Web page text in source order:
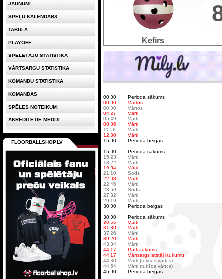
Kefīrs
00:00
Perioda sākums
00:00
Vārtos
00:00
Vārtos
04:27
Vārti
05:49
Vārti
08:36
Vārti
11:58
Vārti
12:30
Vārti
15:00
Perioda beigas
15:00
Perioda sākums
15:23
Vārti
18:22
Vārti
19:54
Vārti
21:10
Sods
22:08
Vārti
22:46
Vārti
23:59
Sods
27:32
Vārti
29:19
Vārti
30:00
Perioda beigas
30:00
Perioda sākums
30:55
Vārti
31:30
Vārti
37:26
Vārti
39:20
Vārti
43:34
Vārti
44:17
Pārtraukums
44:17
Vārtsargs atstāj laukumu
44:30
Vārti (tukšos vārtos)
44:54
Vārti (tukšos vārtos)
45:00
Perioda beigas
JAUNUMI
SPĒĻU KALENDĀRS
TABULA
PLAYOFF
SPĒLĒTĀJU STATISTIKA
VĀRTSARGU STATISTIKA
KOMANDU STATISTIKA
KOMANDAS
SPĒLES NOTEIKUMI
AKREDITĒTIE MEDIJI
FLOORBALLSHOP.LV